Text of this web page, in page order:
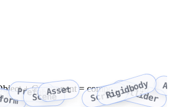
+ Component = comportamiento
Prefab
SceneAsset ScriptRigidbody
Collider